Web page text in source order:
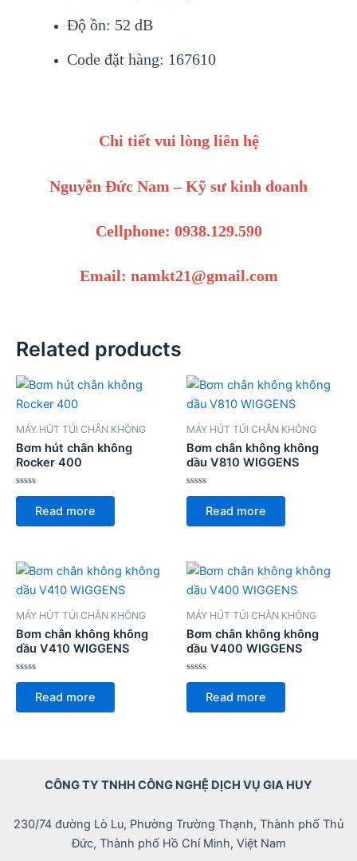
Độ ồn: 52 dB
Code đặt hàng: 167610
Chi tiết vui lòng liên hệ
Nguyễn Đức Nam – Kỹ sư kinh doanh
Cellphone: 0938.129.590
Email: namkt21@gmail.com
Related products
MÁY HÚT TÚI CHÂN KHÔNG
Bơm hút chân không
Rocker 400
Rated
of
Read more
MÁY HÚT TÚI CHÂN KHÔNG
Bơm chân không không
dầu V810 WIGGENS
Rated
of
Read more
MÁY HÚT TÚI CHÂN KHÔNG
Bơm chân không không
dầu V410 WIGGENS
Rated
of
Read more
MÁY HÚT TÚI CHÂN KHÔNG
Bơm chân không không
dầu V400 WIGGENS
Rated
of
Read more
CÔNG TY TNHH CÔNG NGHỆ DỊCH VỤ GIA HUY
230/74 đường Lò Lu, Phường Trường Thạnh, Thành phố Thủ
Đức, Thành phố Hồ Chí Minh, Việt Nam